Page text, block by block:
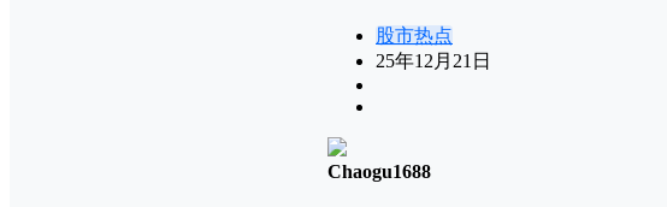
股市热点
25年12月21日
Chaogu1688